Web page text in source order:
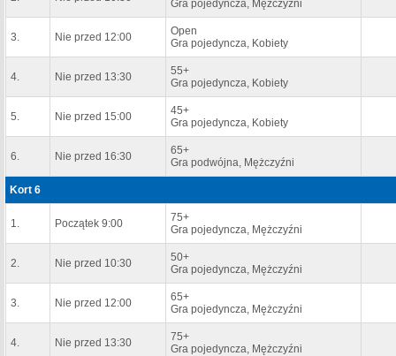
Gra pojedyncza, Mężczyźni
3. Nie przed 12:00
Open
Gra pojedyncza, Kobiety
4. Nie przed 13:30
55+
Gra pojedyncza, Kobiety
5. Nie przed 15:00
45+
Gra pojedyncza, Kobiety
6. Nie przed 16:30
65+
Gra podwójna, Mężczyźni
Kort 6
1. Początek 9:00
75+
Gra pojedyncza, Mężczyźni
2. Nie przed 10:30
50+
Gra pojedyncza, Mężczyźni
3. Nie przed 12:00
65+
Gra pojedyncza, Mężczyźni
4. Nie przed 13:30
75+
Gra pojedyncza, Mężczyźni